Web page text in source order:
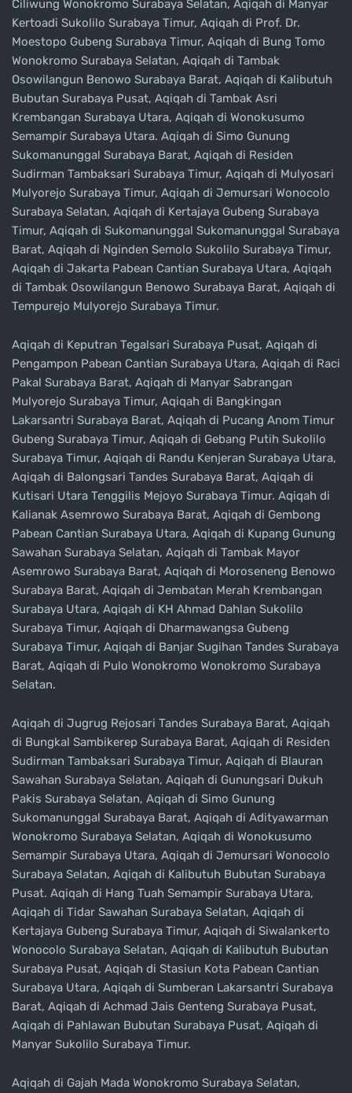
Ciliwung Wonokromo Surabaya Selatan, Aqiqah di Manyar
Kertoadi Sukolilo Surabaya Timur, Aqiqah di Prof. Dr.
Moestopo Gubeng Surabaya Timur, Aqiqah di Bung Tomo
Wonokromo Surabaya Selatan, Aqiqah di Tambak
Osowilangun Benowo Surabaya Barat, Aqiqah di Kalibutuh
Bubutan Surabaya Pusat, Aqiqah di Tambak Asri
Krembangan Surabaya Utara, Aqiqah di Wonokusumo
Semampir Surabaya Utara. Aqiqah di Simo Gunung
Sukomanunggal Surabaya Barat, Aqiqah di Residen
Sudirman Tambaksari Surabaya Timur, Aqiqah di Mulyosari
Mulyorejo Surabaya Timur, Aqiqah di Jemursari Wonocolo
Surabaya Selatan, Aqiqah di Kertajaya Gubeng Surabaya
Timur, Aqiqah di Sukomanunggal Sukomanunggal Surabaya
Barat, Aqiqah di Nginden Semolo Sukolilo Surabaya Timur,
Aqiqah di Jakarta Pabean Cantian Surabaya Utara, Aqiqah
di Tambak Osowilangun Benowo Surabaya Barat, Aqiqah di
Tempurejo Mulyorejo Surabaya Timur.
Aqiqah di Keputran Tegalsari Surabaya Pusat, Aqiqah di
Pengampon Pabean Cantian Surabaya Utara, Aqiqah di Raci
Pakal Surabaya Barat, Aqiqah di Manyar Sabrangan
Mulyorejo Surabaya Timur, Aqiqah di Bangkingan
Lakarsantri Surabaya Barat, Aqiqah di Pucang Anom Timur
Gubeng Surabaya Timur, Aqiqah di Gebang Putih Sukolilo
Surabaya Timur, Aqiqah di Randu Kenjeran Surabaya Utara,
Aqiqah di Balongsari Tandes Surabaya Barat, Aqiqah di
Kutisari Utara Tenggilis Mejoyo Surabaya Timur. Aqiqah di
Kalianak Asemrowo Surabaya Barat, Aqiqah di Gembong
Pabean Cantian Surabaya Utara, Aqiqah di Kupang Gunung
Sawahan Surabaya Selatan, Aqiqah di Tambak Mayor
Asemrowo Surabaya Barat, Aqiqah di Moroseneng Benowo
Surabaya Barat, Aqiqah di Jembatan Merah Krembangan
Surabaya Utara, Aqiqah di KH Ahmad Dahlan Sukolilo
Surabaya Timur, Aqiqah di Dharmawangsa Gubeng
Surabaya Timur, Aqiqah di Banjar Sugihan Tandes Surabaya
Barat, Aqiqah di Pulo Wonokromo Wonokromo Surabaya
Selatan.
Aqiqah di Jugrug Rejosari Tandes Surabaya Barat, Aqiqah
di Bungkal Sambikerep Surabaya Barat, Aqiqah di Residen
Sudirman Tambaksari Surabaya Timur, Aqiqah di Blauran
Sawahan Surabaya Selatan, Aqiqah di Gunungsari Dukuh
Pakis Surabaya Selatan, Aqiqah di Simo Gunung
Sukomanunggal Surabaya Barat, Aqiqah di Adityawarman
Wonokromo Surabaya Selatan, Aqiqah di Wonokusumo
Semampir Surabaya Utara, Aqiqah di Jemursari Wonocolo
Surabaya Selatan, Aqiqah di Kalibutuh Bubutan Surabaya
Pusat. Aqiqah di Hang Tuah Semampir Surabaya Utara,
Aqiqah di Tidar Sawahan Surabaya Selatan, Aqiqah di
Kertajaya Gubeng Surabaya Timur, Aqiqah di Siwalankerto
Wonocolo Surabaya Selatan, Aqiqah di Kalibutuh Bubutan
Surabaya Pusat, Aqiqah di Stasiun Kota Pabean Cantian
Surabaya Utara, Aqiqah di Sumberan Lakarsantri Surabaya
Barat, Aqiqah di Achmad Jais Genteng Surabaya Pusat,
Aqiqah di Pahlawan Bubutan Surabaya Pusat, Aqiqah di
Manyar Sukolilo Surabaya Timur.
Aqiqah di Gajah Mada Wonokromo Surabaya Selatan,